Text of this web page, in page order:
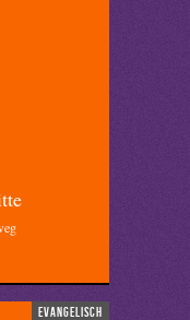
evangelisch